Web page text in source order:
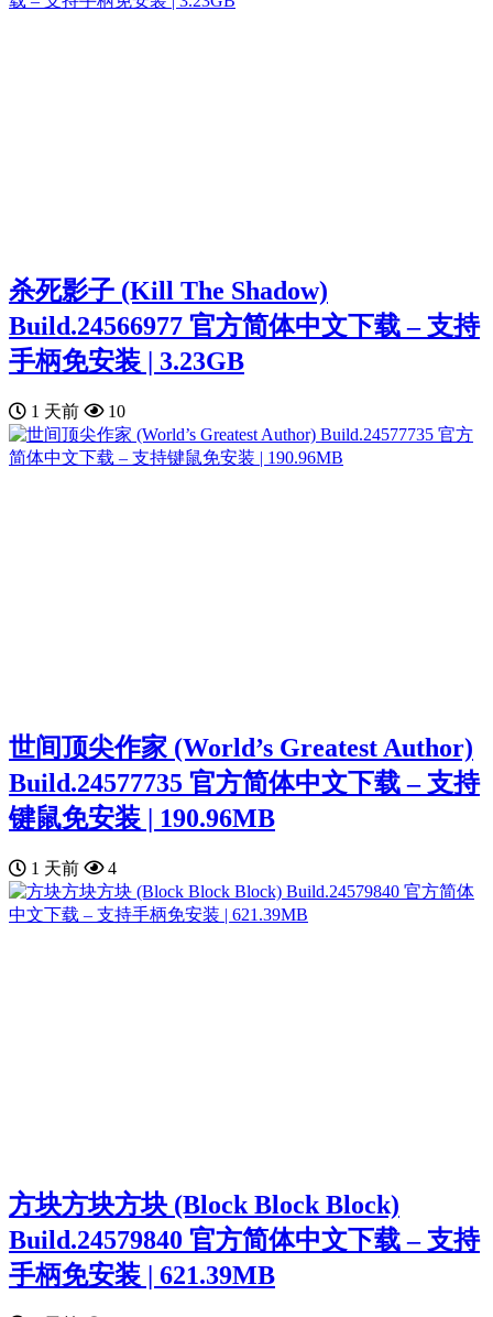
杀死影子 (Kill The Shadow)
Build.24566977 官方简体中文下载 – 支持
手柄免安装 | 3.23GB
1 天前 10
世间顶尖作家 (World’s Greatest Author)
Build.24577735 官方简体中文下载 – 支持
键鼠免安装 | 190.96MB
1 天前 4
方块方块方块 (Block Block Block)
Build.24579840 官方简体中文下载 – 支持
手柄免安装 | 621.39MB